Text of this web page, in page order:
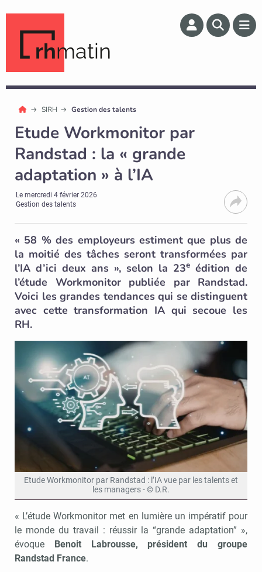
rhmatin
SIRH Gestion des talents
Etude Workmonitor par
Randstad : la « grande
adaptation » à l’IA
Lemercredi 4 février 2026
Gestion des talents
« 58 % des employeurs estiment que plus de
la moitié des tâches seront transformées par
l’IA d’ici deux ans », selon la 23e édition de
l’étude Workmonitor publiée par Randstad.
Voici les grandes tendances qui se distinguent
avec cette transformation IA qui secoue les
RH.
Etude Workmonitor par Randstad : l’IA vue par les talents et
les managers - © D.R.
« L’étude Workmonitor met en lumière un impératif pour
le monde du travail : réussir la “grande adaptation” »,
évoque Benoit Labrousse, président du groupe
Randstad France.